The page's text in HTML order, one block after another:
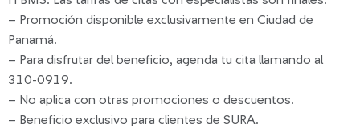
– Promoción disponible exclusivamente en Ciudad de
Panamá.
– Para disfrutar del beneficio, agenda tu cita llamando al
310-0919.
– No aplica con otras promociones o descuentos.
– Beneficio exclusivo para clientes de SURA.